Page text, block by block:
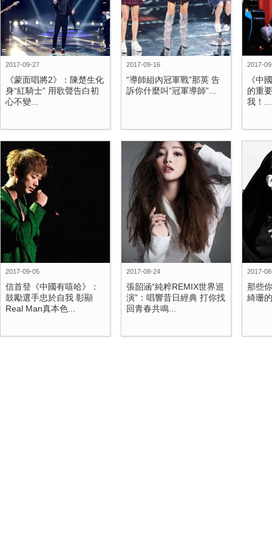
2017-09-27
《蒙面唱將2》：陳楚生化
身“紅騎士” 用歌聲告白初
心不變...
2017-09-16
“導師組內冠軍戰”那英 告
訴你什麼叫“冠軍導師”...
2017-
《中
的重
我！...
2017-09-05
信首登《中國有嘻哈》：
鼓勵選手忠於自我 彰顯
Real Man真本色...
2017-08-24
張韶涵“純粹REMIX世界巡
演”：唱響昔日經典 打你找
回青春共鳴...
2017-
那些
綺珊